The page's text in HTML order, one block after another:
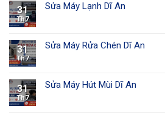
31
Th7
Sửa Máy Lạnh Dĩ An
31
Th7
Sửa Máy Rửa Chén Dĩ An
31
Th7
Sửa Máy Hút Mùi Dĩ An